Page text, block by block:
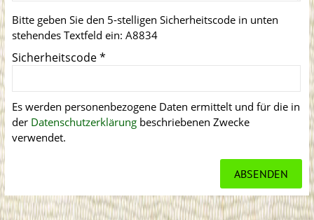
Bitte geben Sie den 5-stelligen Sicherheitscode in unten
stehendes Textfeld ein: A8834
Sicherheitscode*
Es werden personenbezogene Daten ermittelt und für die in
der Datenschutzerklärungbeschriebenen Zwecke
verwendet.